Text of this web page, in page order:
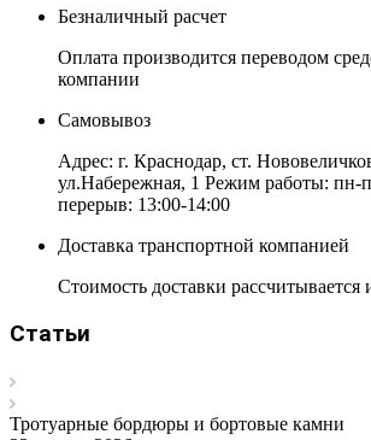
Безналичный расчет
Оплата производится переводом
компании
Самовывоз
Адрес: г. Краснодар, ст.
ул.Набережная, 1 Режим работы: пн-
перерыв: 13:00-14:00
Доставка транспортной компанией
Стоимость доставки рассчитывается
Статьи
Тротуарные бордюры и бортовые камни